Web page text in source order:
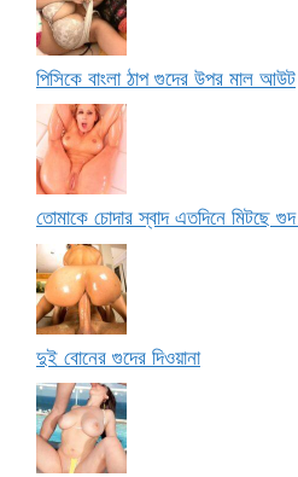
পিসিকে বাংলা ঠাপ গুদের উপর মাল আউট
তোমাকে চোদার স্বাদ এতদিনে মিটছে
দুই বোনের গুদের দিওয়ানা